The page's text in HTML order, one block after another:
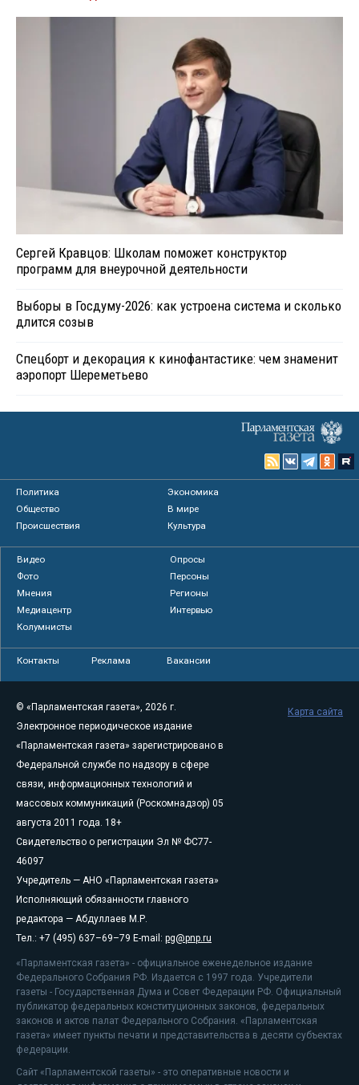
Сергей Кравцов: Школам поможет конструктор
программ для внеурочной деятельности
Выборы в Госдуму-2026: как устроена система и сколько
длится созыв
Спецборт и декорация к кинофантастике: чем знаменит
аэропорт Шереметьево
Политика
Экономика
Общество
В мире
Происшествия
Культура
Видео
Опросы
Фото
Персоны
Мнения
Регионы
Медиацентр
Интервью
Колумнисты
Контакты Реклама Вакансии
© «Парламентская газета», 2026 г.
Электронное периодическое издание
«Парламентская газета» зарегистрировано в
Федеральной службе по надзору в сфере
связи, информационных технологий и
массовых коммуникаций (Роскомнадзор) 05
августа 2011 года. 18+
Свидетельство о регистрации Эл № ФС77-
46097
Учредитель — АНО «Парламентская газета»
Исполняющий обязанности главного
редактора — Абдуллаев М.Р.
Тел.: +7 (495) 637–69–79 E-mail: pg@pnp.ru
«Парламентская газета» - официальное еженедельное издание
Федерального Собрания РФ. Издается с 1997 года. Учредители
газеты - Государственная Дума и Совет Федерации РФ. Официальный
публикатор федеральных конституционных законов, федеральных
законов и актов палат Федерального Собрания. «Парламентская
газета» имеет пункты печати и представительства в десяти субъектах
федерации.
Сайт «Парламентской газеты» - это оперативные новости и
Карта сайта